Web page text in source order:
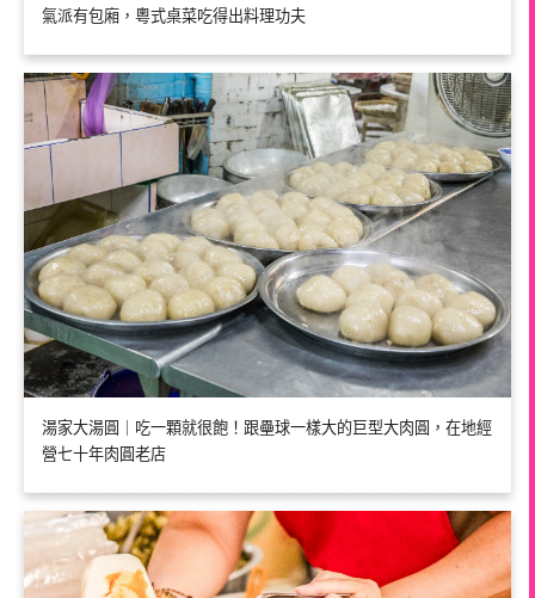
氣派有包廂，粵式桌菜吃得出料理功夫
湯家大湯圓｜吃一顆就很飽！跟壘球一樣大的巨型大肉圓，在地經
營七十年肉圓老店